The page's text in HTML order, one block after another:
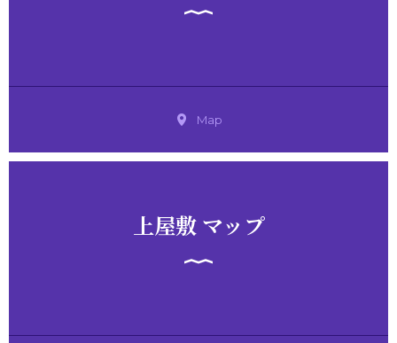
Map
上屋敷 マップ